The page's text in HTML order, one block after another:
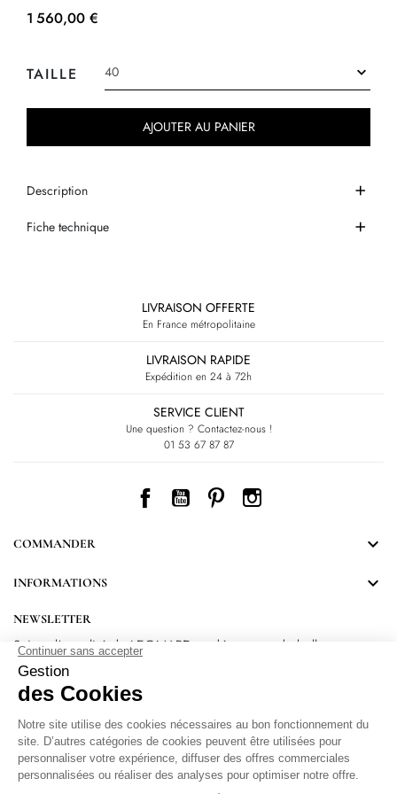
1 560,00 €
TAILLE
AJOUTER AU PANIER
Description
Fiche technique
LIVRAISON OFFERTE
En France métropolitaine
LIVRAISON RAPIDE
Expédition en 24 à 72h
SERVICE CLIENT
Une question ? Contactez-nous !
01 53 67 87 87
Facebook
YouTube
PinterestInstagram
COMMANDER 
INFORMATIONS 
NEWSLETTER
Suivez l’actualité de LEONARD et découvrez de belles
surprises.
En vous inscrivant, vous acceptez notre Politique de confidentialité.Protection
des données personnelles.